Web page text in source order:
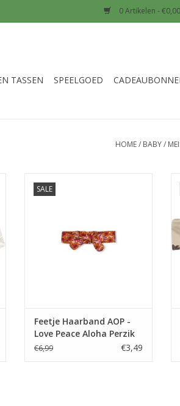
0 Artikelen - €0,00
TASSEN SPEELGOED
HOME/ BABY/
SALE
Feetje Haarband AOP -
Love Peace Aloha Perzik
€6,99 €3,49